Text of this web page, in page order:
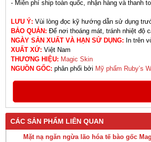
- Miễn phí ship toàn quốc, nhận hàng và thanh
LƯU Ý: Vùi lòng đọc kỹ hướng dẫn sử dụng
BẢO QUẢN: Để nơi thoáng mát, tránh nhiệt độ
NGÀY SẢN XUẤT VÀ HẠN SỬ DỤNG: In trên
XUẤT XỨ: Việt Nam
THƯƠNG HIỆU: Magic Skin
NGUỒN GỐC: phân phối bởi Mỹ phẩm Ruby’s
CÁC SẢN PHẨM LIÊN QUAN
Mặt nạ ngăn ngừa lão hóa tế bào gốc